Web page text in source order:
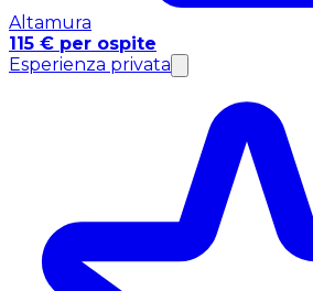
Altamura
115 € per ospite
Esperienza privata